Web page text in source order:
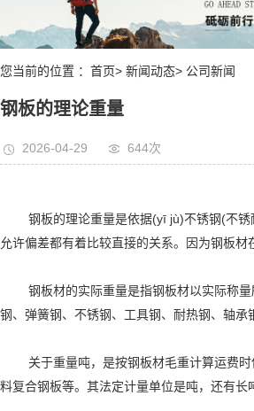
您当前的位置 ：首页> 新闻动态> 公司新闻
钢板的理论重量
2026-04-29 644次
钢板的理论重量是依据(yī jù)不锈钢(不锈耐
允许偏差都有着比较直接的关系。因为钢板
钢板材的实际重量是指钢板材以实际称量
钢、弹簧钢、不锈钢、工具钢、耐热钢、轴
关于重量吨，是按钢板材毛重计算运费时
料复合钢板等。其法定计量单位是吨，还有